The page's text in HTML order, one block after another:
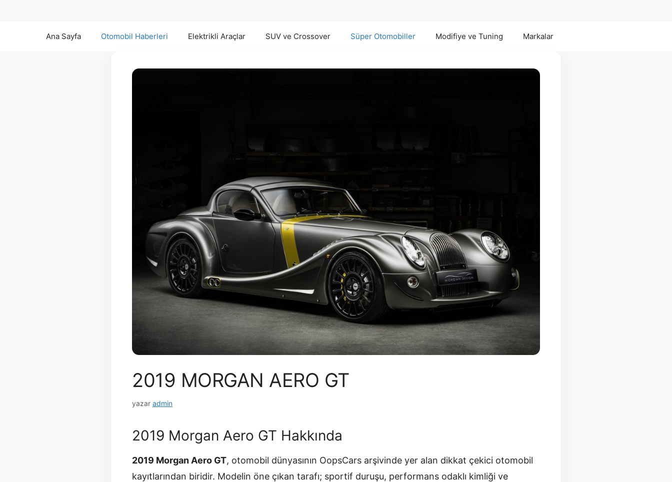
Ana Sayfa Otomobil Haberleri Elektrikli Araçlar SUV ve Crossover Süper Otomobiller Modifiye ve Tuning Markalar
2019 MORGAN AERO GT
yazar admin
2019 Morgan Aero GT Hakkında
2019 Morgan Aero GT, otomobil dünyasının OopsCars arşivinde yer alan dikkat çekici otomobil
kayıtlarından biridir. Modelin öne çıkan tarafı; sportif duruşu, performans odaklı kimliği ve